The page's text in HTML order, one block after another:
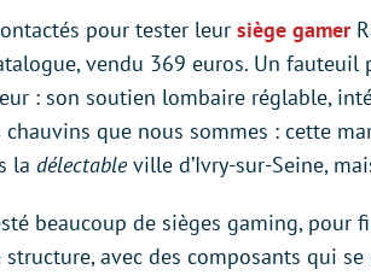
pour tester leur siège gamer
vendu 369 euros. Un
: son soutien lombaire réglable,
que nous sommes : cette
la délectableville d’Ivry-sur-Seine,
beaucoup de sièges gaming, pour
avec des composants qui